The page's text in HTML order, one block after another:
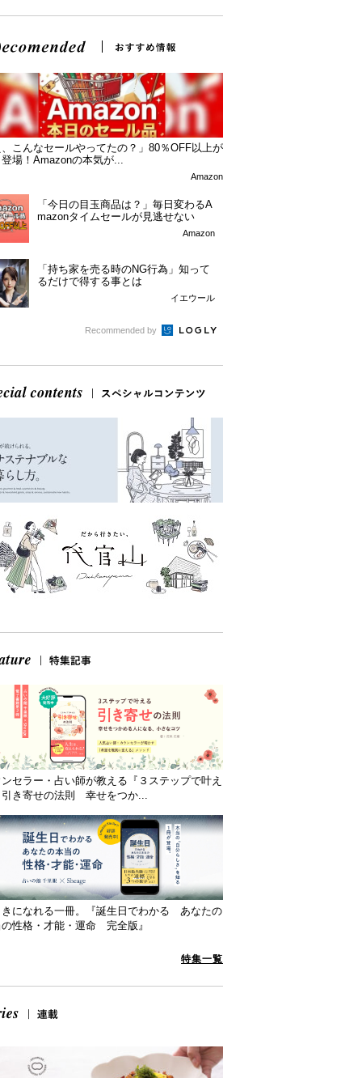
こんなセールやってたの？」80％OFF以上が
場！Amazonの本気が...
Amazon
「今日の目玉商品は？」毎日変わるA
mazonタイムセールが見逃せない
Amazon
「持ち家を売る時のNG行為」知って
るだけで得する事とは
イエウール
Recommended by
セラー・占い師が教える『３ステップで叶え
き寄せの法則 幸せをつか...
きになれる一冊。『誕生日でわかる あなたの
性格・才能・運命 完全版』
特集一覧